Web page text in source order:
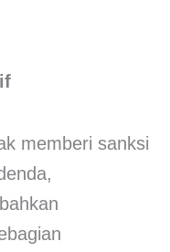
memberi sanksi